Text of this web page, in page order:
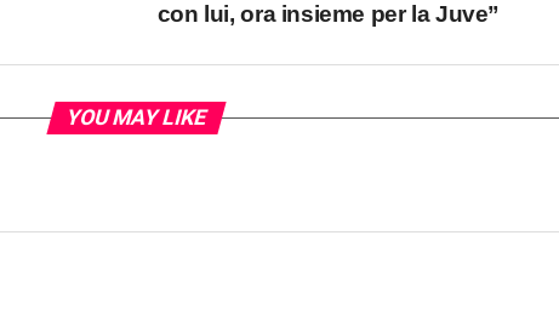
con lui, ora insieme per la Juve”
YOU MAY LIKE